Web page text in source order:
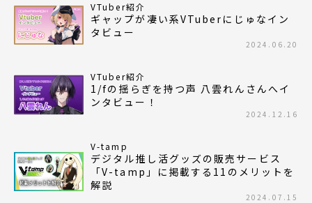
VTuber紹介
ギャップが凄い系VTuberにじゅなイン
タビュー
2024.06.20
VTuber紹介
1/fの揺らぎを持つ声 八雲れんさんへイ
ンタビュー！
2024.12.16
V-tamp
デジタル推し活グッズの販売サービス
「V-tamp」に掲載する11のメリットを
解説
2024.07.15